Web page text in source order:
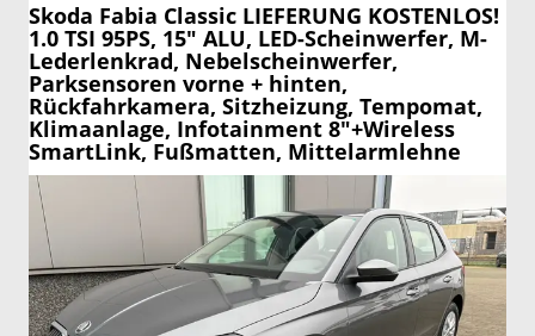
Skoda Fabia Classic LIEFERUNG KOSTENLOS!
1.0 TSI 95PS, 15" ALU, LED-Scheinwerfer, M-
Lederlenkrad, Nebelscheinwerfer,
Parksensoren vorne + hinten,
Rückfahrkamera, Sitzheizung, Tempomat,
Klimaanlage, Infotainment 8"+Wireless
SmartLink, Fußmatten, Mittelarmlehne